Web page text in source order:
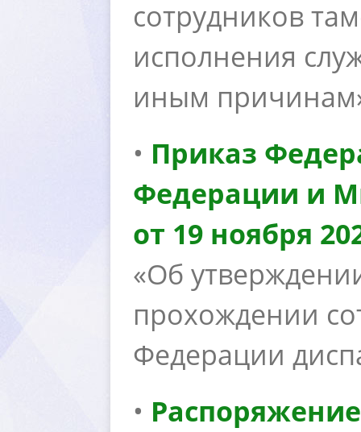
сотрудников
исполнения
иным
• Приказ
Федерации и
от 19 ноября
«Об
прохождении
Федерации
•